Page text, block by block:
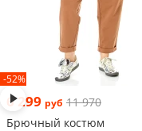
-52%
6 299 руб 11 970
Брючный костюм